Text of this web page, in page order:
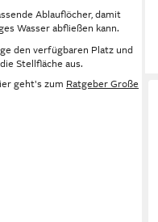
Ablauflöcher, damit
Wasser abfließen kann.
den verfügbaren Platz und
Stellfläche aus.
geht's zum Ratgeber Große